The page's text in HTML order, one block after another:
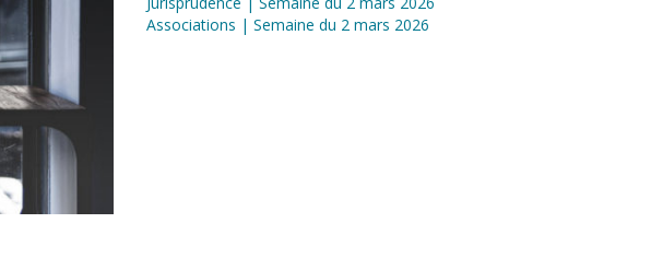
Associations | Semaine du 2 mars 2026